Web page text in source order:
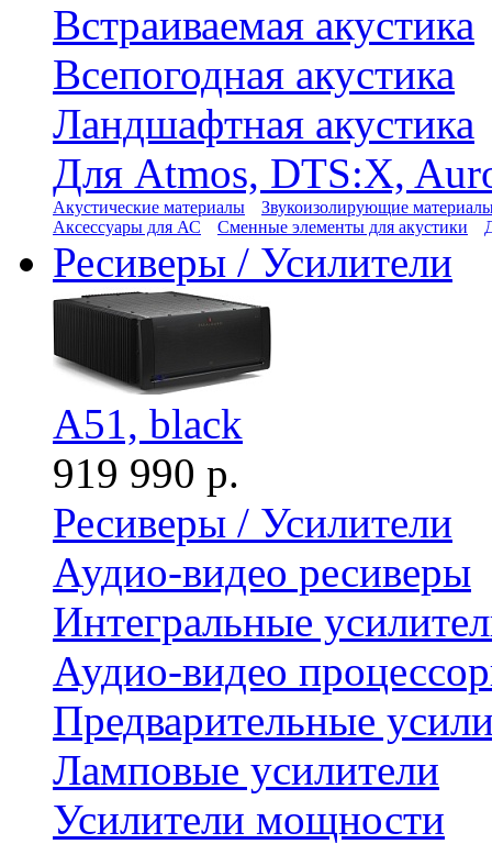
Встраиваемая акустика
Всепогодная акустика
Ландшафтная акустика
Для Atmos, DTS:X,
Акустические материалы
Звукоизолирующие
Аксессуары для АС
Сменные элементы для акустики
Ресиверы / Усилители
A51, black
919 990 р.
Ресиверы / Усилители
Аудио-видео ресиверы
Интегральные
Аудио-видео
Предварительные
Ламповые усилители
Усилители мощности